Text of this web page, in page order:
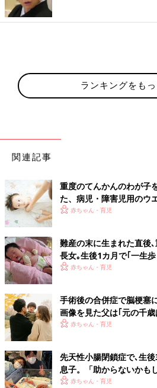
ランキングをも
関連記事
重度のてんかんのわが子
た、病児・障害児用のウ
赤ちゃん・育児
難産の末に生まれた直後
長女｡生後1カ月で｢一生
きない｣と【大田原症候群
赤ちゃん・育児
手術後の合併症で脳梗塞
画像を見た父は｢元の千
夫婦で泣き続けた日々【
赤ちゃん・育児
先天性小腸閉鎖症で､生
息子。「助からないかも
とも･･･
赤ちゃん・育児